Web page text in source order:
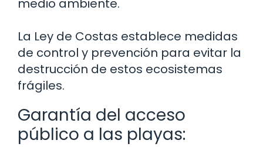
medio ambiente.
La Ley de Costas establece medidas
de control y prevención para evitar la
destrucción de estos ecosistemas
frágiles.
Garantía del acceso
público a las playas: